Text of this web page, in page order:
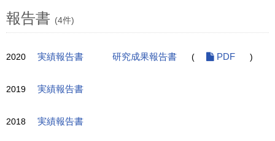
報告書 (4件)
2020 実績報告書 研究成果報告書 ( PDF )
2019 実績報告書
2018 実績報告書